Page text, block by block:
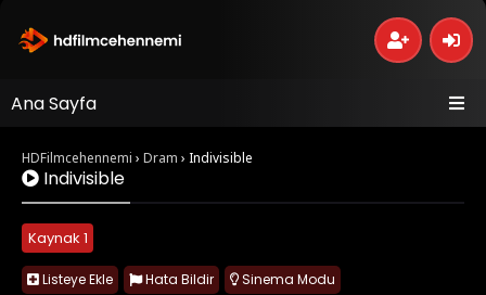
Ana Sayfa
HDFilmcehennemi › Dram › Indivisible
Indivisible
Kaynak 1
Listeye Ekle Hata Bildir Sinema Modu